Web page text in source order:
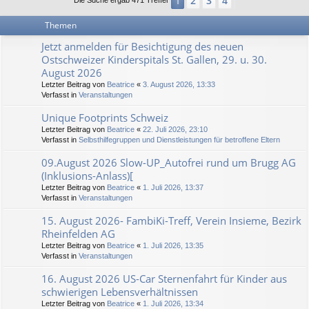
Themen
Jetzt anmelden für Besichtigung des neuen
Ostschweizer Kinderspitals St. Gallen, 29. u. 30.
August 2026
Letzter Beitrag von Beatrice « 3. August 2026, 13:33
Verfasst in Veranstaltungen
Unique Footprints Schweiz
Letzter Beitrag von Beatrice « 22. Juli 2026, 23:10
Verfasst in Selbsthilfegruppen und Dienstleistungen für betroffene Eltern
09.August 2026 Slow-UP_Autofrei rund um Brugg AG
(Inklusions-Anlass)[
Letzter Beitrag von Beatrice « 1. Juli 2026, 13:37
Verfasst in Veranstaltungen
15. August 2026- FambiKi-Treff, Verein Insieme, Bezirk
Rheinfelden AG
Letzter Beitrag von Beatrice « 1. Juli 2026, 13:35
Verfasst in Veranstaltungen
16. August 2026 US-Car Sternenfahrt für Kinder aus
schwierigen Lebensverhältnissen
Letzter Beitrag von Beatrice « 1. Juli 2026, 13:34